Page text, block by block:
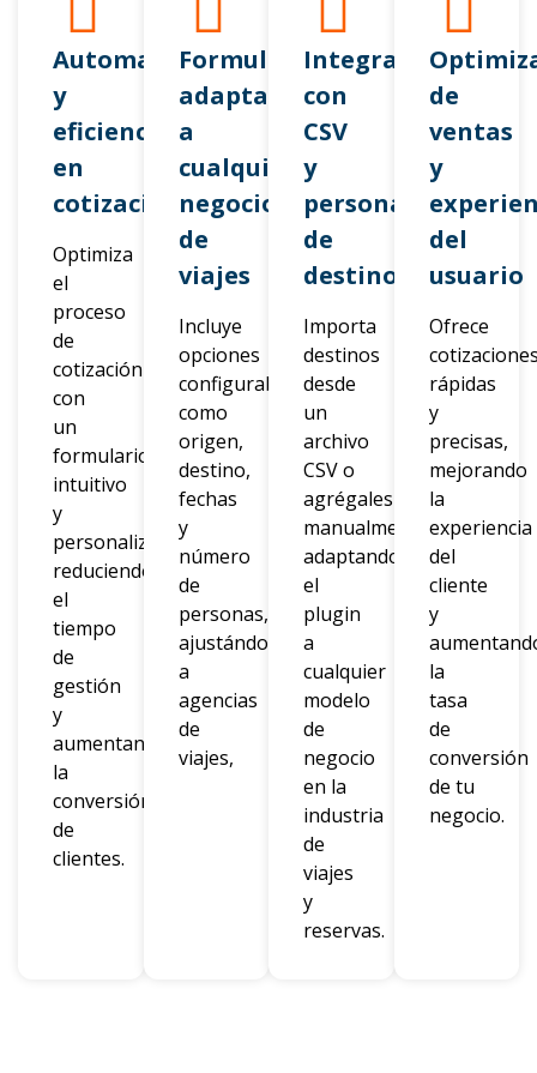
Automatización
y
eficiencia
en
cotizaciones
Optimiza
el
proceso
de
cotización
con
un
formulario
intuitivo
y
personalizable,
reduciendo
el
tiempo
de
gestión
y
aumentando
la
conversión
de
clientes.
Formulario
adaptable
a
cualquier
negocio
de
viajes
Incluye
opciones
configurables
como
origen,
destino,
fechas
y
número
de
personas,
ajustándose
a
agencias
de
viajes,
Integración
con
CSV
y
personalización
de
destinos
Importa
destinos
desde
un
archivo
CSV o
agrégales
manualmente,
adaptando
el
plugin
a
cualquier
modelo
de
negocio
en la
industria
de
viajes
y
reservas.
de
ventas
y
del
usuario
Ofrece
rápidas
y
precisas,
mejorando
la
experiencia
del
cliente
y
la
tasa
de
conversión
de tu
negocio.